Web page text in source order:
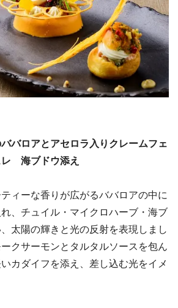
バロアとアセロラ入りクレームフェ
海ブドウ添え
ィーな香りが広がるババロアの中に
、チュイル・マイクロハーブ・海ブ
太陽の輝きと光の反射を表現しまし
クサーモンとタルタルソースを包ん
カダイフを添え、差し込む光をイメ